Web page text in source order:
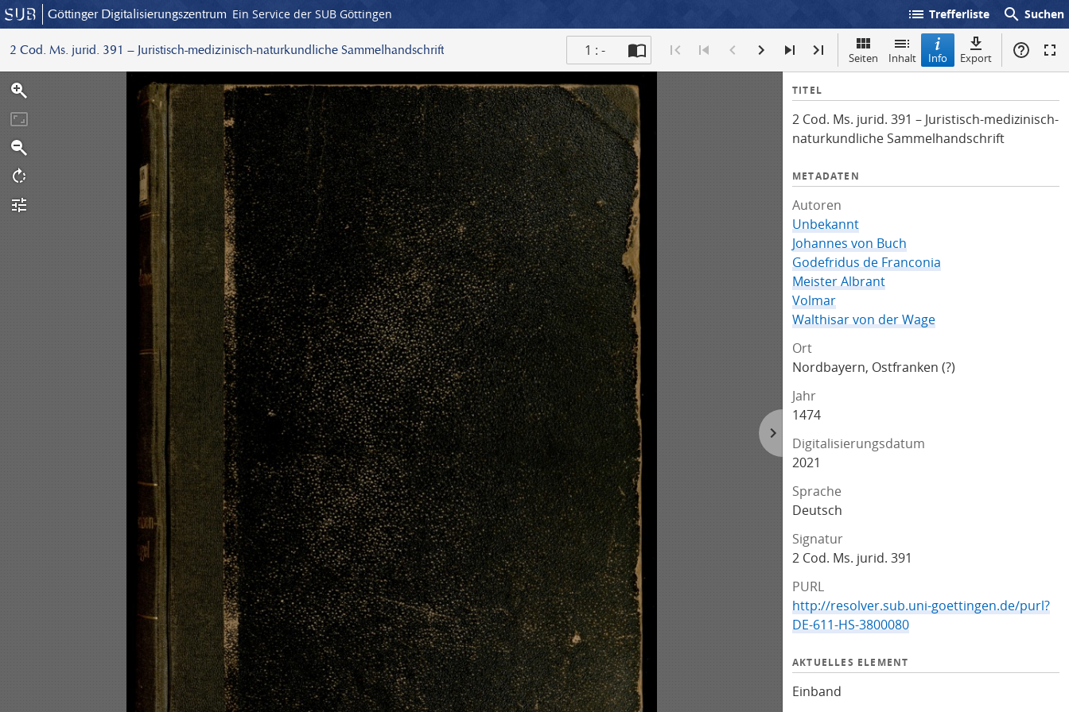
Göttinger Digitalisierungszentrum Ein Service der SUB Göttingen list Trefferliste search Suchen
2 Cod. Ms. jurid. 391 – Juristisch-medizinisch-naturkundliche Sammelhandschrift 1 : - Seiten Inhalt Info Export
I
f
o
TITEL
2 Cod. Ms. jurid. 391 – Juristisch-medizinisch-
naturkundliche Sammelhandschrift
METADATEN
Autoren
Unbekannt
Johannes von Buch
Godefridus de Franconia
Meister Albrant
Volmar
Walthisar von der Wage
Ort
Nordbayern, Ostfranken (?)
Jahr
1474
Digitalisierungsdatum
2021
Sprache
Deutsch
Signatur
2 Cod. Ms. jurid. 391
PURL
http://resolver.sub.uni-goettingen.de/purl?
DE-611-HS-3800080
AKTUELLES ELEMENT
Einband